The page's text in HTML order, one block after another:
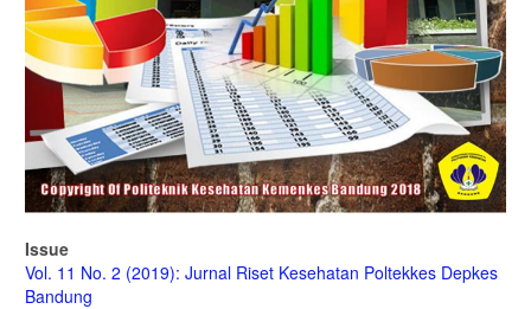
Issue
Vol. 11 No. 2 (2019): Jurnal Riset Kesehatan Poltekkes Depkes
Bandung